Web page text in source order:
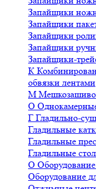
Запайщики
Запайщики
Запайщики
Запайщики
Запайщики-
К
обвязки лентами
М
О
Г Гладильно-
Гладильные
Гладильные
Гладильные
О
Оборудование